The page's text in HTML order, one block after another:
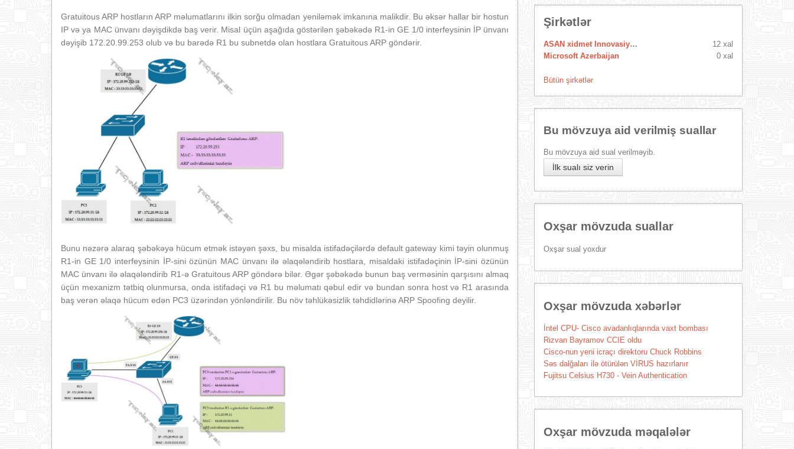
Gratuitous ARP hostların ARP məlumatlarını ilkin sorğu olmadan yeniləmək imkanına malikdir. Bu əksər hallar bir hostun
IP və ya MAC ünvanı dəyişdikdə baş verir. Misal üçün aşağıda göstərilən şəbəkədə R1-in GE 1/0 interfeysinin İP ünvanı
dəyişib 172.20.99.253 olub və bu barədə R1 bu subnetdə olan hostlara Gratuitous ARP göndərir.
Bunu nəzərə alaraq şəbəkəyə hücum etmək istəyən şəxs, bu misalda istifadəçilərdə default gateway kimi təyin olunmuş
R1-in GE 1/0 interfeysinin İP-sini özünün MAC ünvanı ilə əlaqələndirib hostlara, misaldaki istifadəçinin İP-sini özünün
MAC ünvanı ilə əlaqələndirib R1-ə Gratuitous ARP göndərə bilər. Əgər şəbəkədə bunun baş verməsinin qarşısını almaq
üçün mexanizm tətbiq olunmursa, onda istifadəçi və R1 bu məlumatı qəbul edir və bundan sonra host və R1 arasında
baş verən əlaqə hücum edən PC3 üzərindən yönləndirilir. Bu növ təhlükəsizlik təhdidlərinə ARP Spoofing deyilir.
Şirkətlər
ASAN xidmet Innovasiya Mərkəzi
12 xal
Microsoft Azerbaijan
0 xal
Bütün şirkətlər
Bu mövzuya aid verilmiş suallar
Bu mövzuya aid sual verilməyib.
İlk sualı siz verin
Oxşar mövzuda suallar
Oxşar sual yoxdur
Oxşar mövzuda xəbərlər
İntel CPU- Cisco avadanlıqlarında vaxt bombası
Rizvan Bayramov CCIE oldu
Cisco-nun yeni icraçı direktoru Chuck Robbins
Səs dalğaları ilə ötürülən VİRUS hazırlanır
Fujitsu Celsius H730 - Vein Authentication
Oxşar mövzuda məqalələr